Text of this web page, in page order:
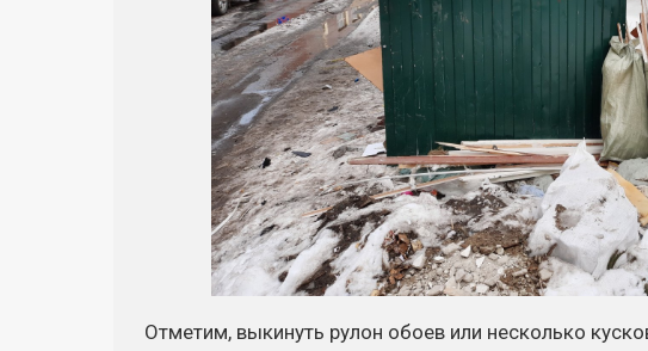
Отметим, выкинуть рулон обоев или несколько